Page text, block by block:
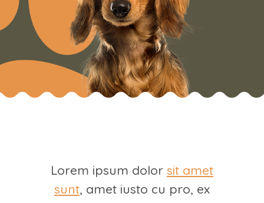
Lorem ipsum dolor sit amet
sunt, amet iusto cu pro, ex